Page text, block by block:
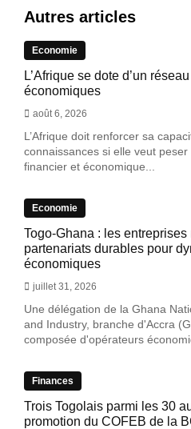
Autres articles
Economie
L’Afrique se dote d’un
économiques
août 6, 2026
L’Afrique doit renforcer sa
connaissances si elle veut
financier et économique...
Economie
Togo-Ghana : les
partenariats durables pour
économiques
juillet 31, 2026
Une délégation de la Ghana
and Industry, branche d'Accra
composée d'opérateurs
Finances
Trois Togolais parmi les 30
promotion du COFEB de la